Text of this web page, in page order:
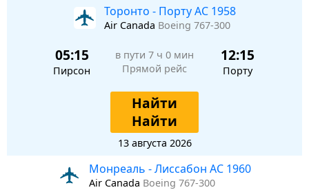
Торонто - Порту AC 1958
Air Canada Boeing 767-300
05:15
Пирсон
в пути 7 ч 0 мин
Прямой рейс
12:15
Порту
Найти
Найти
13 августа 2026
Монреаль - Лиссабон AC 1960
Air Canada Boeing 767-300